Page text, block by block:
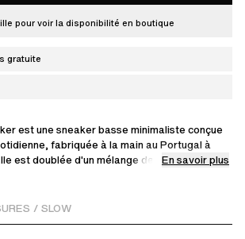
pour voir la disponibilité en boutique
gratuite
est une sneaker basse minimaliste conçue
fabriquée à la main au Portugal à
est doublée d'un mélange de cuir et de
inclus. Un jeu bleu lacé sur la chaussure et un
En savoir plus
/ SLOW